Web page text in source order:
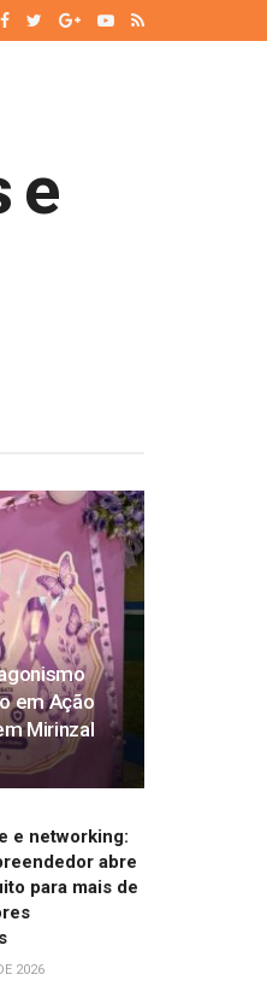
e
em Ação
Mirinzal
e networking:
abre
para mais de
2026